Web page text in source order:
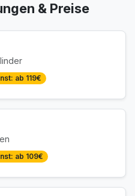
& Preise
ab 119€
ab 109€